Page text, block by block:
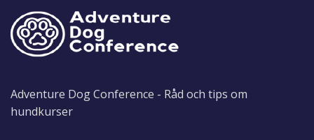
Adventure Dog Conference - Råd och tips om
hundkurser